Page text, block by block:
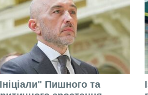
Пишного та